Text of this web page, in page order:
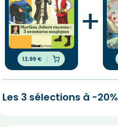
12,99€
+
Les 3 sélections à -20%